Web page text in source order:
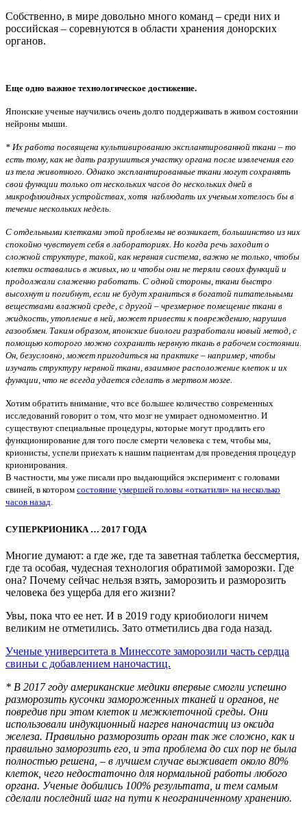
Собственно, в мире довольно много команд – среди них и
российская – соревнуются в области хранения донорских
органов.
Еще одно важное технологическое достижение.
Японские ученые научились очень долго поддерживать в живом состоянии
нейроны мыши.
* Их работа посвящена культивированию эксплантированной ткани – то
есть тому, как не дать разрушиться участку органа после извлечения его
из тела животного. Однако эксплантированные ткани могут сохранять
свои функции только от нескольких часов до нескольких дней в
микрофлюидных устройствах, хотя наблюдать их ученым хотелось бы в
течение нескольких недель.
С отдельными клетками этой проблемы не возникает, большинство из них
спокойно чувствует себя в лабораториях. Но когда речь заходит о
сложной структуре, такой, как нервная система, важно не только, чтобы
клетки оставались в живых, но и чтобы они не теряли своих функций и
продолжали слаженно работать. С одной стороны, ткани быстро
высохнут и погибнут, если не будут храниться в богатой питательными
веществами влажной среде, с другой – чрезмерное помещение ткани в
жидкость, утопление в ней, может привести к повреждению, нарушив
газообмен. Таким образом, японские биологи разработали новый метод, с
помощью которого можно сохранить нервную ткань в рабочем состоянии.
Он, безусловно, может пригодиться на практике – например, чтобы
изучать структуру нервной ткани, взаимное расположение клеток и их
функции, что не всегда удается сделать в мертвом мозге.
Хотим обратить внимание, что все большее количество современных
исследований говорит о том, что мозг не умирает одномоментно. И
существуют специальные процедуры, которые могут продлить его
функционирование для того после смерти человека с тем, чтобы мы,
крионисты, успели приехать к нашим пациентам для проведения процедур
крионирования.
В частности, мы уже писали про выдающийся эксперимент с головами
свиней, в котором состояние умершей головы «откатили» на несколько
часов назад.
СУПЕРКРИОНИКА … 2017 ГОДА
Многие думают: а где же, где та заветная таблетка бессмертия,
где та особая, чудесная технология обратимой заморозки. Где
она? Почему сейчас нельзя взять, заморозить и разморозить
человека без ущерба для его жизни?
Увы, пока что ее нет. И в 2019 году криобиологи ничем
великим не отметились. Зато отметились два года назад.
Ученые университета в Минессоте заморозили часть сердца
свиньи с добавлением наночастиц.
* В 2017 году американские медики впервые смогли успешно
разморозить кусочки замороженных тканей и органов, не
повредив при этом клеток и межклеточной среды. Они
использовали индукционный нагрев наночастиц из оксида
железа. Правильно разморозить орган так же сложно, как и
правильно заморозить его, и эта проблема до сих пор не была
полностью решена, – в лучшем случае выживает около 80%
клеток, чего недостаточно для нормальной работы любого
органа. Ученые добились 100% результата, и тем самым
сделали последний шаг на пути к неограниченному хранению.